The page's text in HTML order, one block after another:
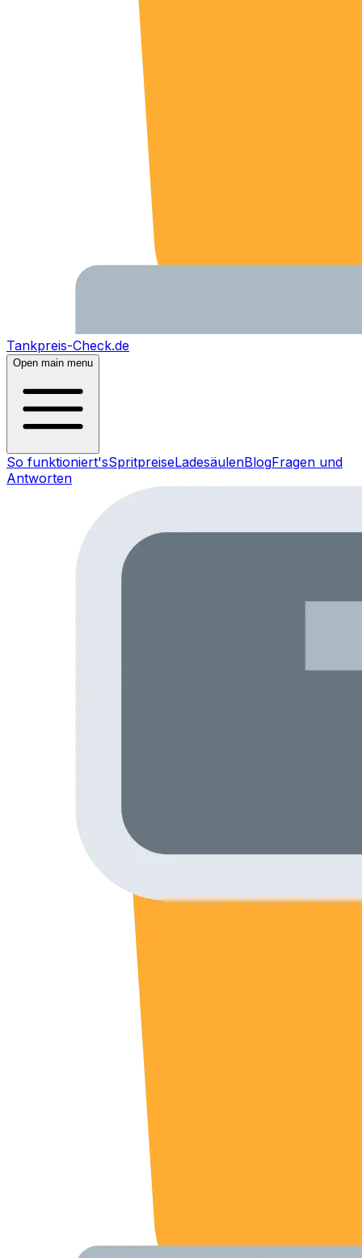
Tankpreis-Check.de
Open main menu
So funktioniert'sSpritpreiseLadesäulenBlogFragen und
Antworten